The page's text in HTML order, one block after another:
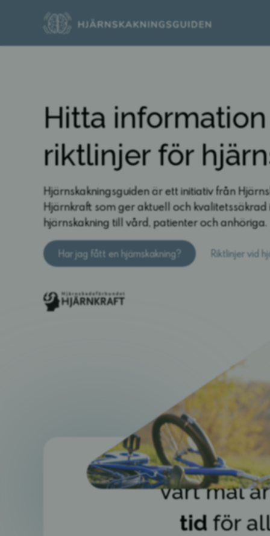
Hitta
riktlinjer för
Hjärnskakningsguiden är ett initiativ från
Hjärnkraft som ger aktuell och
hjärnskakning till vård, patienter och anhöriga.
Har jag fått en hjärnskakning? Riktlinjer vid
Vårt mål
tid för